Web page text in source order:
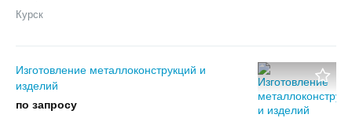
Курск
Изготовление металлоконструкций и
изделий
по запросу